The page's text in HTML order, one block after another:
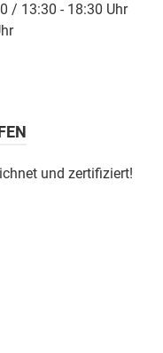
/ 13:30 - 18:30 Uhr
und zertifiziert!